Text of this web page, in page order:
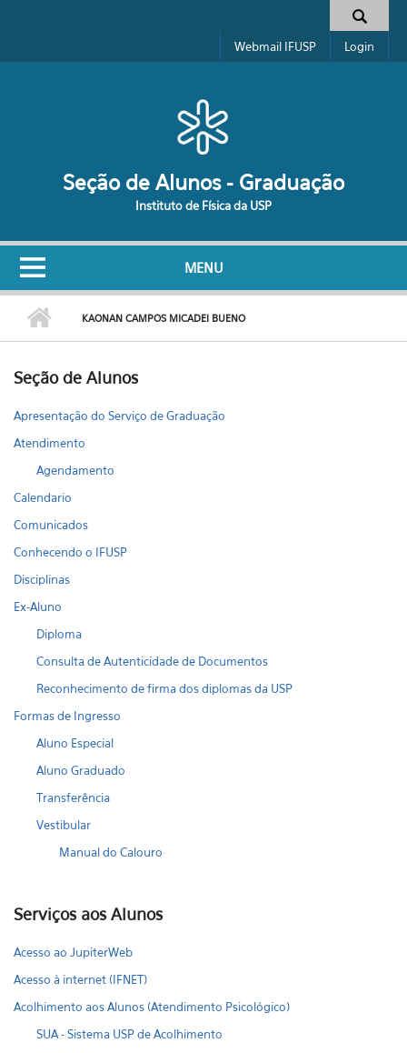
Formulário de busca
Webmail IFUSP Login
Seção de Alunos - Graduação
Instituto de Física da USP
MENU
KAONAN CAMPOS MICADEI BUENO
Seção de Alunos
Apresentação do Serviço de Graduação
Atendimento
Agendamento
Calendario
Comunicados
Conhecendo o IFUSP
Disciplinas
Ex-Aluno
Diploma
Consulta de Autenticidade de Documentos
Reconhecimento de firma dos diplomas da USP
Formas de Ingresso
Aluno Especial
Aluno Graduado
Transferência
Vestibular
Manual do Calouro
Serviços aos Alunos
Acesso ao JupiterWeb
Acesso à internet (IFNET)
Acolhimento aos Alunos (Atendimento Psicológico)
SUA - Sistema USP de Acolhimento